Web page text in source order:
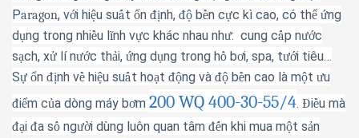
Paragon, với hiệu suất ổn định, độ bền cực kì cao, có thể ứng
dụng trong nhiều lĩnh vực khác nhau như: cung cấp nước
sạch, xử línước thải, ứng dụng trong hồ bơi, spa, tưới tiêu…
Sự ổn định về hiệu suất hoạt động và độ bền cao là một ưu
điểm của dòng máy bơm 200 WQ 400-30-55/4. Điều mà
đại đa số người dùng luôn quan tâm đến khi mua một sản